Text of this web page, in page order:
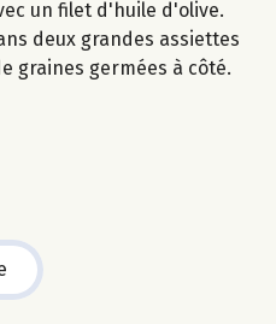
un filet d'huile d'olive.
deux grandes assiettes
graines germées à côté.